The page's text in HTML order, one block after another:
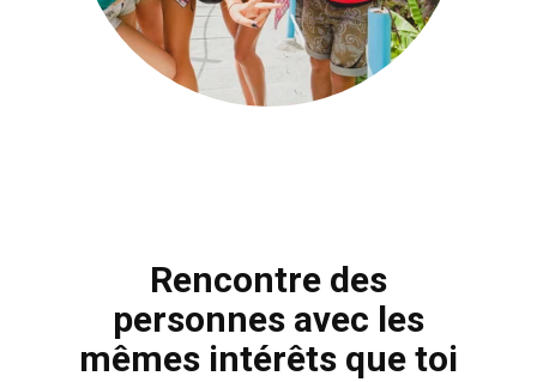
Rencontre des
personnes avec les
mêmes intérêts que toi